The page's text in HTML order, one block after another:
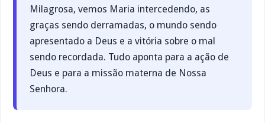
Milagrosa, vemos Maria intercedendo, as
graças sendo derramadas, o mundo sendo
apresentado a Deus e a vitória sobre o mal
sendo recordada. Tudo aponta para a ação de
Deus e para a missão materna de Nossa
Senhora.